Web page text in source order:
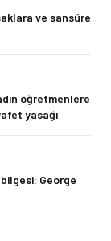
ve sansüre
öğretmenlere
yasağı
George